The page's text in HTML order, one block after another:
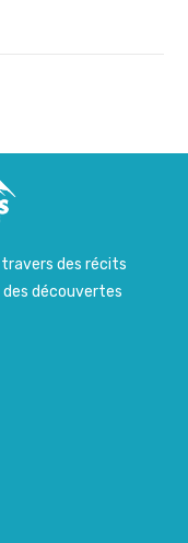
travers des récits
découvertes